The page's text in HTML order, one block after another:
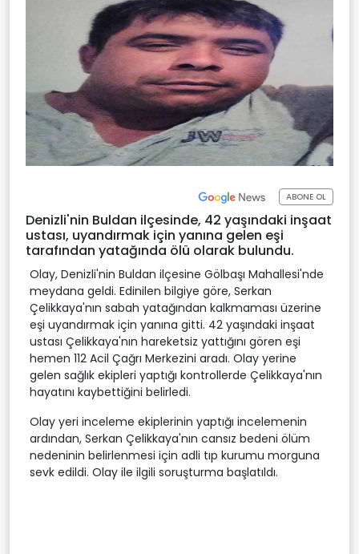
ABONE OL
Denizli'nin Buldan ilçesinde, 42 yaşındaki inşaat
ustası, uyandırmak için yanına gelen eşi
tarafından yatağında ölü olarak bulundu.
Olay, Denizli'nin Buldan ilçesine Gölbaşı Mahallesi'nde
meydana geldi. Edinilen bilgiye göre, Serkan
Çelikkaya'nın sabah yatağından kalkmaması üzerine
eşi uyandırmak için yanına gitti. 42 yaşındaki inşaat
ustası Çelikkaya'nın hareketsiz yattığını gören eşi
hemen 112 Acil Çağrı Merkezini aradı. Olay yerine
gelen sağlık ekipleri yaptığı kontrollerde Çelikkaya'nın
hayatını kaybettiğini belirledi.
Olay yeri inceleme ekiplerinin yaptığı incelemenin
ardından, Serkan Çelikkaya'nın cansız bedeni ölüm
nedeninin belirlenmesi için adli tıp kurumu morguna
sevk edildi. Olay ile ilgili soruşturma başlatıldı.